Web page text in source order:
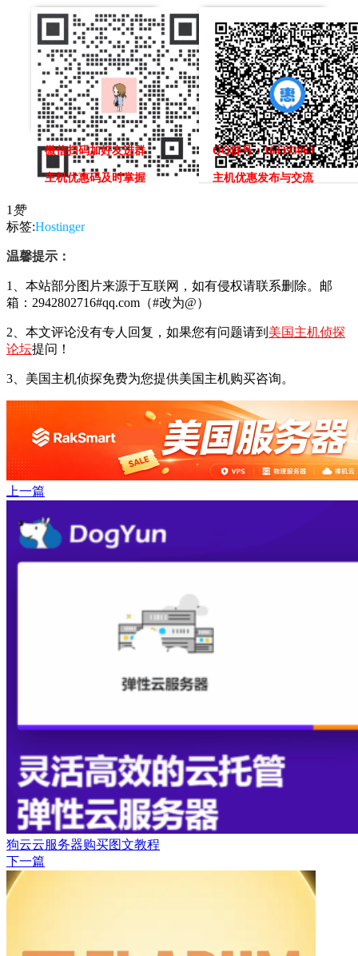
微信扫码加好友进群
主机优惠码及时掌握
QQ群号：164393063
主机优惠发布与交流
1 赞
标签:Hostinger
温馨提示：
1、本站部分图片来源于互联网，如有侵权请联系删除。邮
箱：2942802716#qq.com（#改为@）
2、本文评论没有专人回复，如果您有问题请到 美国主机侦探
论坛提问！
3、美国主机侦探免费为您提供美国主机购买咨询。
上一篇
狗云云服务器购买图文教程
下一篇